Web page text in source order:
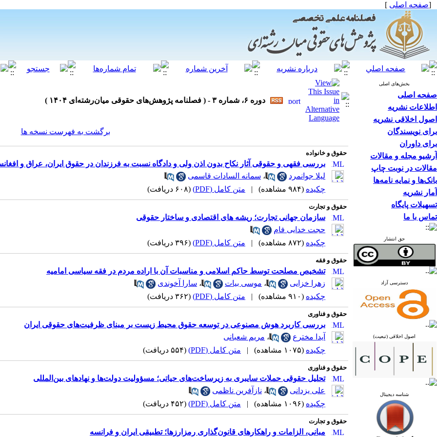
[صفحه اصلی ]
بخش‌های اصلی
صفحه اصلی
اطلاعات نشریه
اصول اخلاقی نشریه
برای نویسندگان
برای داوران
آرشیو مجله و مقالات
مقالات در نوبت چاپ
بانک‌ها و نمایه نامه‌ها
آمار نشریه
تسهیلات پایگاه
تماس با ما
حق انتشار
دسترسی آزاد
اصول اخلاقی (تبعیت)
شناسه دیجیتال
دوره ۶، شماره ۳ - ( فصلنامه پژوهش‌های حقوقی میان‌رشته‌ای ۱۴۰۴ )
برگشت به فهرست نسخه ها
حقوق و خانواده
بررسی فقهی و حقوقی آثار نکاح بدون اذن ولی و دادگاه نسبت به فرزندان در حقوق ایران، عراق و
لیلا جوانمرد
، سمانه السادات قاسمی
چکیده (۹۸۴ مشاهده) | متن کامل (PDF) (۶۰۸ دریافت)
حقوق و تجارت
سازمان جهانی تجارت؛ ریشه های اقتصادی و ساختار حقوقی
حجت خدایی فام
چکیده (۸۷۲ مشاهده) | متن کامل (PDF) (۳۹۶ دریافت)
حقوق و فقه
تشخیص مصلحت توسط حاکم اسلامی و مناسبات آن با اراده مردم در فقه سیاسی امامیه
زهرا خزایی
، موسی بیات ، سارا آخوندی
چکیده (۹۱۰ مشاهده) | متن کامل (PDF) (۳۶۲ دریافت)
حقوق و فناوری
بررسی کاربرد هوش مصنوعی در توسعه حقوق محیط زیست بر مبنای ظرفیت‌های حقوقی ایران
آیدا مخترع
، مریم شعبانی
چکیده (۱۰۷۵ مشاهده) | متن کامل (PDF) (۵۵۴ دریافت)
حقوق و فناوری
تحلیل حقوقی حملات سایبری به زیرساخت‌های حیاتی؛ مسؤولیت دولت‌ها و نهادهای بین‌المللی
علی یزدانی
، نازآفرین ناظمی
چکیده (۱۰۹۶ مشاهده) | متن کامل (PDF) (۴۵۲ دریافت)
حقوق و تجارت
مبانی، الزامات و راهکارهای قانون‌گذاری رمزارزها؛ تطبیقی ایران و فرانسه